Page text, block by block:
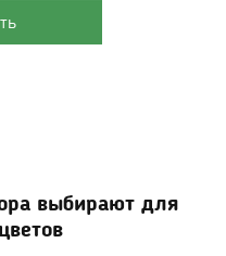
выбирают для